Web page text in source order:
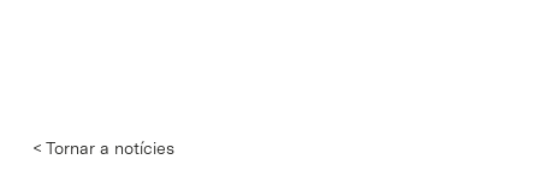
< Tornar a notícies